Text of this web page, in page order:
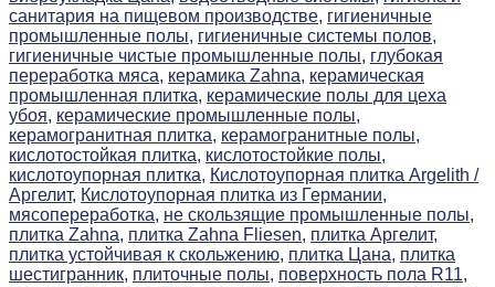
санитария на пищевом производстве, гигиеничные
промышленные полы, гигиеничные системы полов,
гигиеничные чистые промышленные полы, глубокая
переработка мяса, керамика Zahna, керамическая
промышленная плитка, керамические полы для цеха
убоя, керамические промышленные полы,
керамогранитная плитка, керамогранитные полы,
кислотостойкая плитка, кислотостойкие полы,
кислотоупорная плитка, Кислотоупорная плитка Argelith /
Аргелит, Кислотоупорная плитка из Германии,
мясопереработка, не скользящие промышленные полы,
плитка Zahna, плитка Zahna Fliesen, плитка Аргелит,
плитка устойчивая к скольжению, плитка Цана, плитка
шестигранник, плиточные полы, поверхность пола R11,